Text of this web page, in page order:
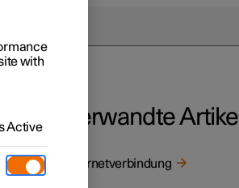
Verwandte Artikel
Internetverbindung
with
Active